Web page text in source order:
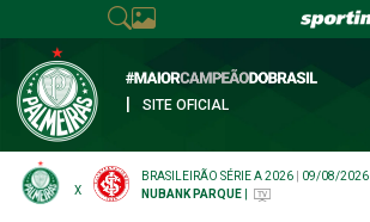
SITE OFICIAL
X
BRASILEIRÃO SÉRIE A 2026 09/08/2026
NUBANK PARQUE